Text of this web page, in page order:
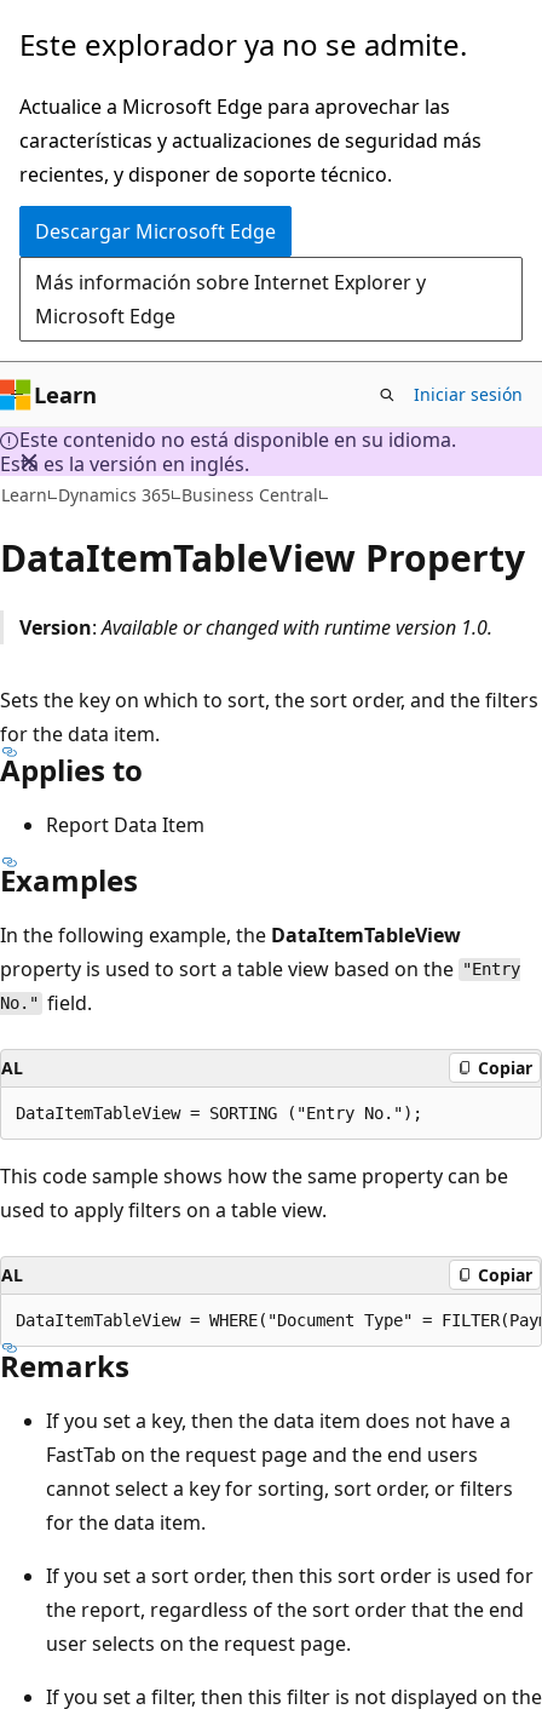
Ir
contenido
principal
Este explorador ya no se admite.
Actualice a Microsoft Edge para aprovechar las
características y actualizaciones de seguridad más
recientes, y disponer de soporte técnico.
Descargar Microsoft Edge
Más información sobre Internet Explorer y
Microsoft Edge
Learn Iniciar sesión
Este contenido no está disponible en su idioma.
Esta es la versión en inglés.
Learn Dynamics 365 Business Central
DataItemTableView Property
Version:Available or changed with runtime version 1.0.
Sets the key on which to sort, the sort order, and the filters
for the data item.
Applies to
Report Data Item
Examples
In the following example, the DataItemTableView
property is used to sort a table view based on the "Entry
No." field.
AL Copiar
This code sample shows how the same property can be
used to apply filters on a table view.
AL Copiar
Remarks
If you set a key, then the data item does not have a
FastTab on the request page and the end users
cannot select a key for sorting, sort order, or filters
for the data item.
If you set a sort order, then this sort order is used for
the report, regardless of the sort order that the end
user selects on the request page.
If you set a filter, then this filter is not displayed on the